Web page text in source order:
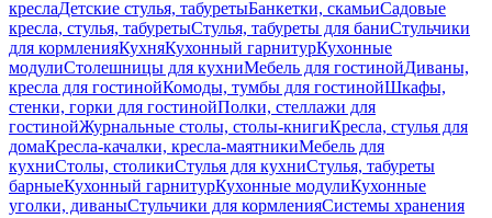
креслаДетские стулья, табуретыБанкетки, скамьиСадовые
кресла, стулья, табуретыСтулья, табуреты для баниСтульчики
для кормленияКухняКухонный гарнитурКухонные
модулиСтолешницы для кухниМебель для гостинойДиваны,
кресла для гостинойКомоды, тумбы для гостинойШкафы,
стенки, горки для гостинойПолки, стеллажи для
гостинойЖурнальные столы, столы-книгиКресла, стулья для
домаКресла-качалки, кресла-маятникиМебель для
кухниСтолы, столикиСтулья для кухниСтулья, табуреты
барныеКухонный гарнитурКухонные модулиКухонные
уголки, диваныСтульчики для кормленияСистемы хранения